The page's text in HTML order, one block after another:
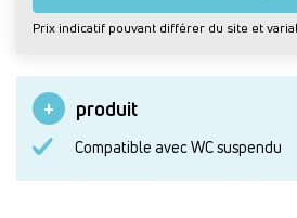
Prix indicatif pouvant différer du site et
produit
Compatible avec WC suspendu